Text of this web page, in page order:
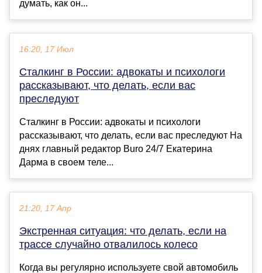
думать, как он...
16:20, 17 Июл
Сталкинг в России: адвокаты и психологи
рассказывают, что делать, если вас
преследуют
Сталкинг в России: адвокаты и психологи
рассказывают, что делать, если вас преследуют На
днях главный редактор Buro 24/7 Екатерина
Дарма в своем теле...
21:20, 17 Апр
Экстренная ситуация: что делать, если на
трассе случайно отвалилось колесо
Когда вы регулярно используете свой автомобиль